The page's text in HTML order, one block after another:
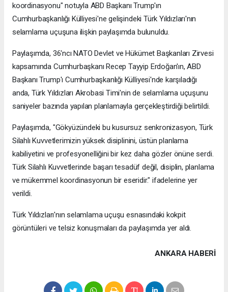
koordinasyonu" notuyla ABD Başkanı Trump'ın
Cumhurbaşkanlığı Külliyesi'ne gelişindeki Türk Yıldızları'nın
selamlama uçuşuna ilişkin paylaşımda bulunuldu.
Paylaşımda, 36'ncı NATO Devlet ve Hükümet Başkanları Zirvesi
kapsamında Cumhurbaşkanı Recep Tayyip Erdoğan'ın, ABD
Başkanı Trump'ı Cumhurbaşkanlığı Külliyesi'nde karşıladığı
anda, Türk Yıldızları Akrobasi Timi'nin de selamlama uçuşunu
saniyeler bazında yapılan planlamayla gerçekleştirdiği belirtildi.
Paylaşımda, "Gökyüzündeki bu kusursuz senkronizasyon, Türk
Silahlı Kuvvetlerimizin yüksek disiplinini, üstün planlama
kabiliyetini ve profesyonelliğini bir kez daha gözler önüne serdi.
Türk Silahlı Kuvvetlerinde başarı tesadüf değil, disiplin, planlama
ve mükemmel koordinasyonun bir eseridir." ifadelerine yer
verildi.
Türk Yıldızları'nın selamlama uçuşu esnasındaki kokpit
görüntüleri ve telsiz konuşmaları da paylaşımda yer aldı.
ANKARA HABERİ